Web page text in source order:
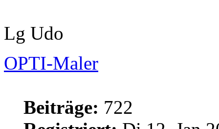
Lg Udo
OPTI-Maler
Beiträge: 722